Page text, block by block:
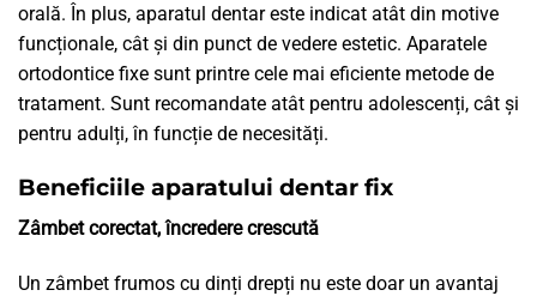
orală. În plus, aparatul dentar este indicat atât din motive
funcționale, cât și din punct de vedere estetic. Aparatele
ortodontice fixe sunt printre cele mai eficiente metode de
tratament. Sunt recomandate atât pentru adolescenți, cât și
pentru adulți, în funcție de necesități.
Beneficiile aparatului dentar fix
Zâmbet corectat, încredere crescută
Un zâmbet frumos cu dinți drepți nu este doar un avantaj